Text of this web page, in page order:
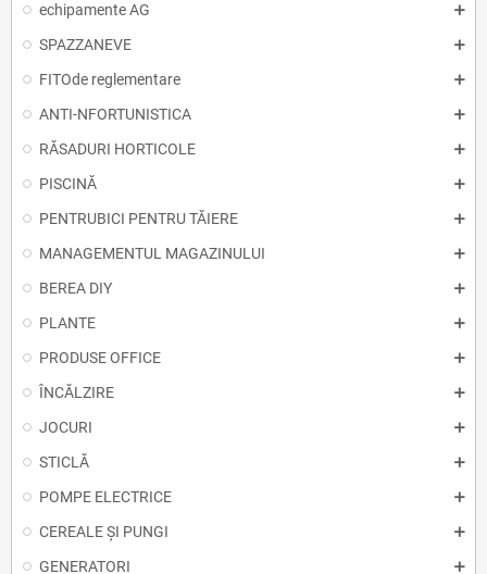
echipamente AG
SPAZZANEVE
FITOde reglementare
ANTI-NFORTUNISTICA
RĂSADURI HORTICOLE
PISCINĂ
PENTRUBICI PENTRU TĂIERE
MANAGEMENTUL MAGAZINULUI
BEREA DIY
PLANTE
PRODUSE OFFICE
ÎNCĂLZIRE
JOCURI
STICLĂ
POMPE ELECTRICE
CEREALE ȘI PUNGI
GENERATORI